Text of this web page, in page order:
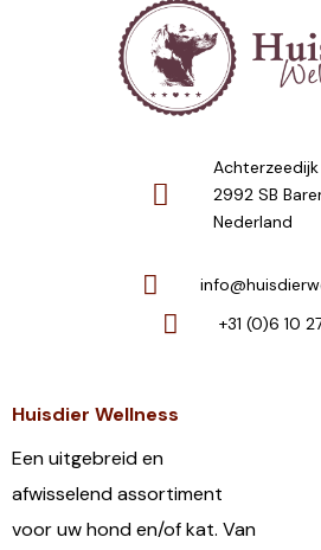
2992 SB
Nederland
+31 (0)6 10
Huisdier Wellness
Een uitgebreid en
afwisselend assortiment
voor uw hond en/of kat. Van